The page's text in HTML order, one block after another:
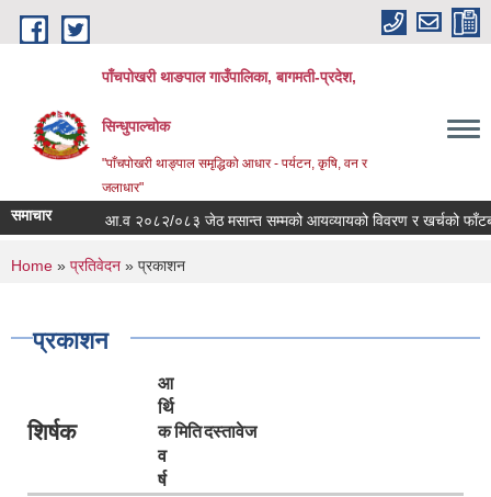
Skip to main content
पाँचपोखरी थाङपाल गाउँपालिका, बागमती-प्रदेश,
सिन्धुपाल्चोक
"पाँचपोखरी थाङ्पाल समृद्धिको आधार - पर्यटन, कृषि, वन र
जलाधार"
समाचार आ.व २०८२/०८३ जेठ मसान्त सम्मको आयव्यायको विवरण र खर्चको फाँटबारी ।
You are here
Home » प्रतिवेदन » प्रकाशन
प्रकाशन
शिर्षक
आ
र्थि
क
व
र्ष
मितिदस्तावेज